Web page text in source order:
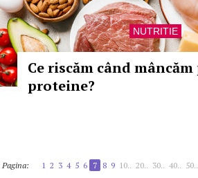
NUTRITIE
Ce riscăm când
proteine?
Pagina: 1 2 3 4 5 6 7 8 9 10.. 20.. 30.. 40.. 50..